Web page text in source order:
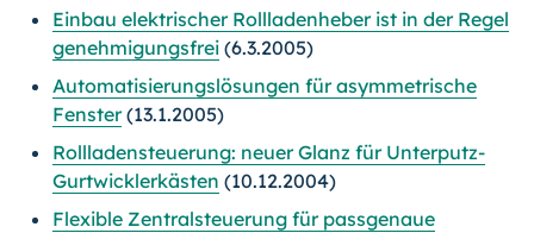
Einbau elektrischer Rollladenheber ist in der Regel
genehmigungsfrei (6.3.2005)
Automatisierungslösungen für asymmetrische
Fenster(13.1.2005)
Rollladensteuerung: neuer Glanz für Unterputz-
Gurtwicklerkästen (10.12.2004)
Flexible Zentralsteuerung für passgenaue